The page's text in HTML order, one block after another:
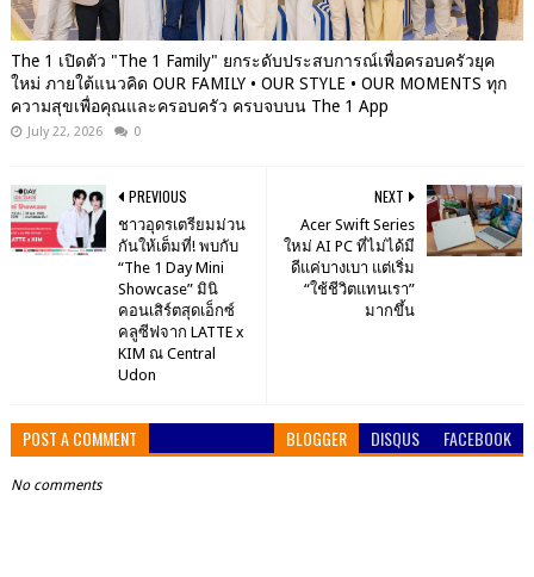
The 1 เปิดตัว "The 1 Family" ยกระดับประสบการณ์เพื่อครอบครัวยุค
ใหม่ ภายใต้แนวคิด OUR FAMILY • OUR STYLE • OUR MOMENTS ทุก
ความสุขเพื่อคุณและครอบครัว ครบจบบน The 1 App
July 22, 2026 0
NEXT
Acer Swift Series
ใหม่ AI PC ที่ไม่ได้มี
ดีแค่บางเบา แต่เริ่ม
“ใช้ชีวิตแทนเรา”
มากขึ้น
PREVIOUS
ชาวอุดรเตรียมม่วน
กันให้เต็มที่! พบกับ
“The 1 Day Mini
Showcase” มินิ
คอนเสิร์ตสุดเอ็กซ์
คลูซีฟจาก LATTE x
KIM ณ Central
Udon
POST A COMMENT BLOGGER DISQUS FACEBOOK
No comments